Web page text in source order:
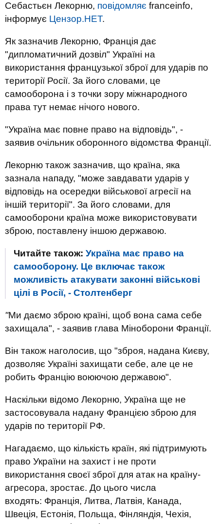
Себастьєн Лекорню, повідомляє franceinfo,
інформує Цензор.НЕТ.
Як зазначив Лекорню, Франція дає
"дипломатичний дозвіл" Україні на
використання французької зброї для ударів по
території Росії. За його словами, це
самооборона і з точки зору міжнародного
права тут немає нічого нового.
"Україна має повне право на відповідь", -
заявив очільник оборонного відомства Франції.
Лекорню також зазначив, що країна, яка
зазнала нападу, "може завдавати ударів у
відповідь на осередки військової агресії на
іншій території". За його словами, для
самооборони країна може використовувати
зброю, поставлену іншою державою.
Читайте також: Україна має право на
самооборону. Це включає також
можливість атакувати законні військові
цілі в Росії, - Столтенберг
"Ми даємо зброю країні, щоб вона сама себе
захищала", - заявив глава Міноборони Франції.
Він також наголосив, що "зброя, надана Києву,
дозволяє Україні захищати себе, але це не
робить Францію воюючою державою".
Наскільки відомо Лекорню, Україна ще не
застосовувала надану Францією зброю для
ударів по території РФ.
Нагадаємо, що кількість країн, які підтримують
право України на захист і не проти
використання своєї зброї для атак на країну-
агресора, зростає. До цього числа
входять: Франція, Литва, Латвія, Канада,
Швеція, Естонія, Польща, Фінляндія, Чехія,